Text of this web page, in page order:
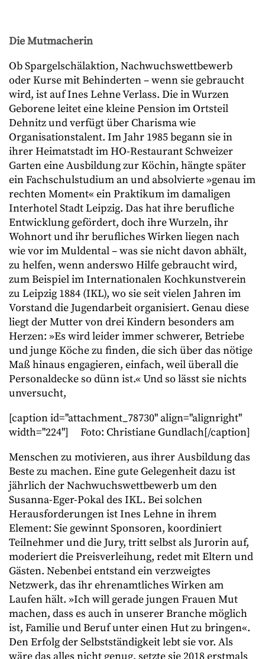
Die Mutmacherin
Ob Spargelschälaktion, Nachwuchswettbewerb
oder Kurse mit Behinderten – wenn sie gebraucht
wird, ist auf Ines Lehne Verlass. Die in Wurzen
Geborene leitet eine kleine Pension im Ortsteil
Dehnitz und verfügt über Charisma wie
Organisationstalent. Im Jahr 1985 begann sie in
ihrer Heimatstadt im HO-Restaurant Schweizer
Garten eine Ausbildung zur Köchin, hängte später
ein Fachschulstudium an und absolvierte »genau im
rechten Moment« ein Praktikum im damaligen
Interhotel Stadt Leipzig. Das hat ihre berufliche
Entwicklung gefördert, doch ihre Wurzeln, ihr
Wohnort und ihr berufliches Wirken liegen nach
wie vor im Muldental – was sie nicht davon abhält,
zu helfen, wenn anderswo Hilfe gebraucht wird,
zum Beispiel im Internationalen Kochkunstverein
zu Leipzig 1884 (IKL), wo sie seit vielen Jahren im
Vorstand die Jugendarbeit organisiert. Genau diese
liegt der Mutter von drei Kindern besonders am
Herzen: »Es wird leider immer schwerer, Betriebe
und junge Köche zu finden, die sich über das nötige
Maß hinaus engagieren, einfach, weil überall die
Personaldecke so dünn ist.« Und so lässt sie nichts
unversucht,
[caption id="attachment_78730" align="alignright"
width="224"]
Foto: Christiane Gundlach[/caption]
Menschen zu motivieren, aus ihrer Ausbildung das
Beste zu machen. Eine gute Gelegenheit dazu ist
jährlich der Nachwuchswettbewerb um den
Susanna-Eger-Pokal des IKL. Bei solchen
Herausforderungen ist Ines Lehne in ihrem
Element: Sie gewinnt Sponsoren, koordiniert
Teilnehmer und die Jury, tritt selbst als Jurorin auf,
moderiert die Preisverleihung, redet mit Eltern und
Gästen. Nebenbei entstand ein verzweigtes
Netzwerk, das ihr ehrenamtliches Wirken am
Laufen hält. »Ich will gerade jungen Frauen Mut
machen, dass es auch in unserer Branche möglich
ist, Familie und Beruf unter einen Hut zu bringen«.
Den Erfolg der Selbstständigkeit lebt sie vor. Als